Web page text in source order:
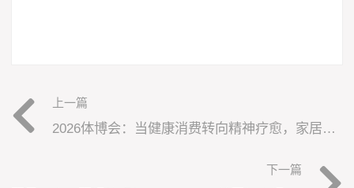
上一篇
2026体博会：当健康消费转向精神疗愈，家居场景被重新定义
下一篇